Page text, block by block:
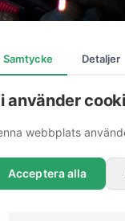
Samtycke Detaljer
använder
webbplats
Acceptera alla
rörmokare finns